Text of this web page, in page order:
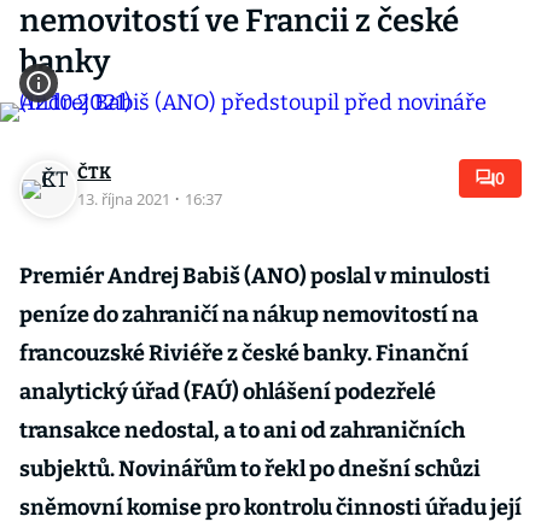
nemovitostí ve Francii z české
banky
ČTK
13. října 2021 · 16:37
0
Premiér Andrej Babiš (ANO) poslal v minulosti
peníze do zahraničí na nákup nemovitostí na
francouzské Riviéře z české banky. Finanční
analytický úřad (FAÚ) ohlášení podezřelé
transakce nedostal, a to ani od zahraničních
subjektů. Novinářům to řekl po dnešní schůzi
sněmovní komise pro kontrolu činnosti úřadu její